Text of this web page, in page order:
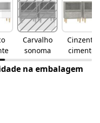
Carvalho
sonoma
Cinzento
cimento
na embalagem